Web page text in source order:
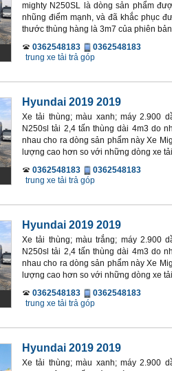
mighty N250SL là dòng sản phẩm
nhũng điểm mạnh, và đã khắc phục
thước thùng hàng là 3m7 của phiên
0362548183
0362548183
trung xe tải trả góp
Hyundai 2019 2019
Xe tải thùng; màu xanh; máy 2.900
N250sl tải 2,4 tấn thùng dài 4m3 do
nhau cho ra dòng sản phẩm này Xe
lượng cao hơn so với những dòng xe
0362548183
0362548183
trung xe tải trả góp
Hyundai 2019 2019
Xe tải thùng; màu trắng; máy 2.900
N250sl tải 2,4 tấn thùng dài 4m3 do
nhau cho ra dòng sản phẩm này Xe
lượng cao hơn so với những dòng xe
0362548183
0362548183
trung xe tải trả góp
Hyundai 2019 2019
Xe tải thùng; màu xanh; máy 2.900